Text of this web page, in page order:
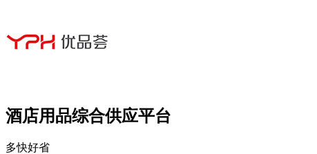
酒店用品综合供应平台
多快好省